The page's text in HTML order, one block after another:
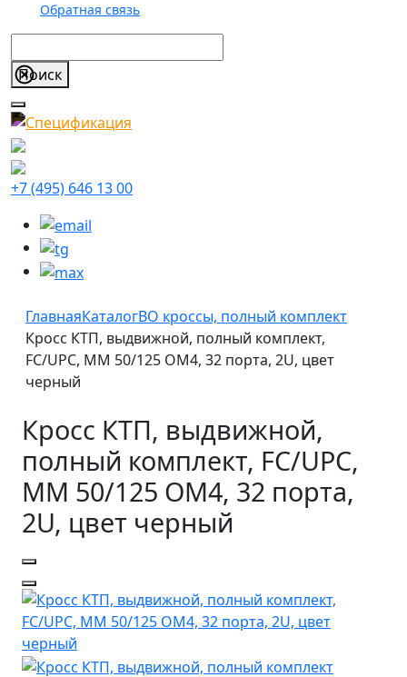
Обратная связь
+7 (495) 646 13 00
ГлавнаяКаталогВО кроссы, полный комплект
Кросс КТП, выдвижной, полный комплект,
FC/UPC, MM 50/125 OM4, 32 порта, 2U, цвет
черный
Кросс КТП, выдвижной,
полный комплект, FC/UPC,
MM 50/125 OM4, 32 порта,
2U, цвет черный